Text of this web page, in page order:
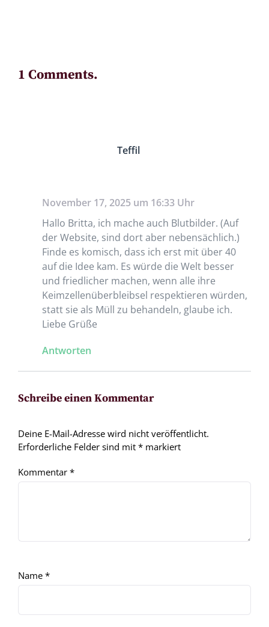
1 Comments.
Teffil
November 17, 2025 um 16:33 Uhr
Hallo Britta, ich mache auch Blutbilder. (Auf
der Website, sind dort aber nebensächlich.)
Finde es komisch, dass ich erst mit über 40
auf die Idee kam. Es würde die Welt besser
und friedlicher machen, wenn alle ihre
Keimzellenüberbleibsel respektieren würden,
statt sie als Müll zu behandeln, glaube ich.
Liebe Grüße
Antworten
Schreibe einen Kommentar
Deine E-Mail-Adresse wird nicht veröffentlicht.
Erforderliche Felder sind mit * markiert
Kommentar *
Name *